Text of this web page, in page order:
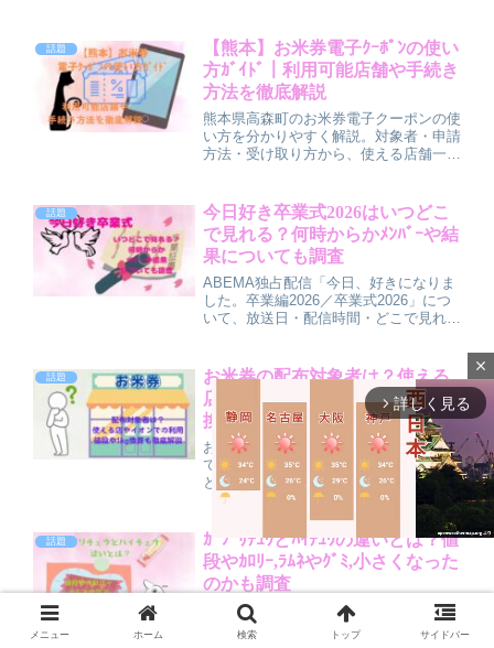
ENHYPEN、TXTなど出演者のセトリ予
想も紹介します。
話題
【熊本】お米券電子ｸｰﾎﾟﾝの使い
方ｶﾞｲﾄﾞ｜利用可能店舗や手続き
方法を徹底解説
熊本県高森町のお米券電子クーポンの使
い方を分かりやすく解説。対象者・申請
方法・受け取り方から、使える店舗一
の違いや注意点も紹介し、初めての方で
も安心して使えるガイドです。
話題
今日好き卒業式2026はいつどこ
で見れる？何時からかﾒﾝﾊﾞｰや結
果についても調査
ABEMA独占配信「今日、好きになりま
した。卒業編2026／卒業式2026」につ
いて、放送日・配信時間・どこで見れる
ろまでを分かりやすくまとめた記事で
す。
話題
お米券の配布対象者は？使える
店やイオンでの利用、値段や1kg
換算も徹底解説
お米券の配布対象者は誰？高齢者・子育
て世帯・妊婦・低所得世帯など自治体ご
との条件から、使える店舗、ドラッグス
トアやイオンでの利用範囲まで分かりや
すく解説。米以外に買えるものやおつり
の有無、1枚440円の価値や1kg換算の目
安も詳しく紹介します。
話題
ｶﾞﾌﾞﾘﾁｭｳとﾊｲﾁｭｳの違いとは？値
段やｶﾛﾘｰ,ﾗﾑﾈやｸﾞﾐ,小さくなった
のかも調査
ガブリチュウとハイチュウの違いを、食
感・味・値段・カロリー・ラムネやグミ
メニュー ホーム 検索 トップ サイドバー
close
arrow_forward_ios 詳しく見る